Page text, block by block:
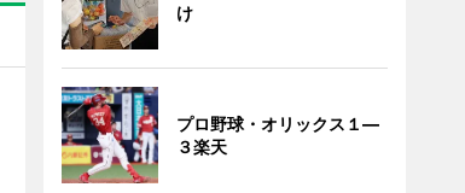
け
プロ野球・オリックス１―
３楽天